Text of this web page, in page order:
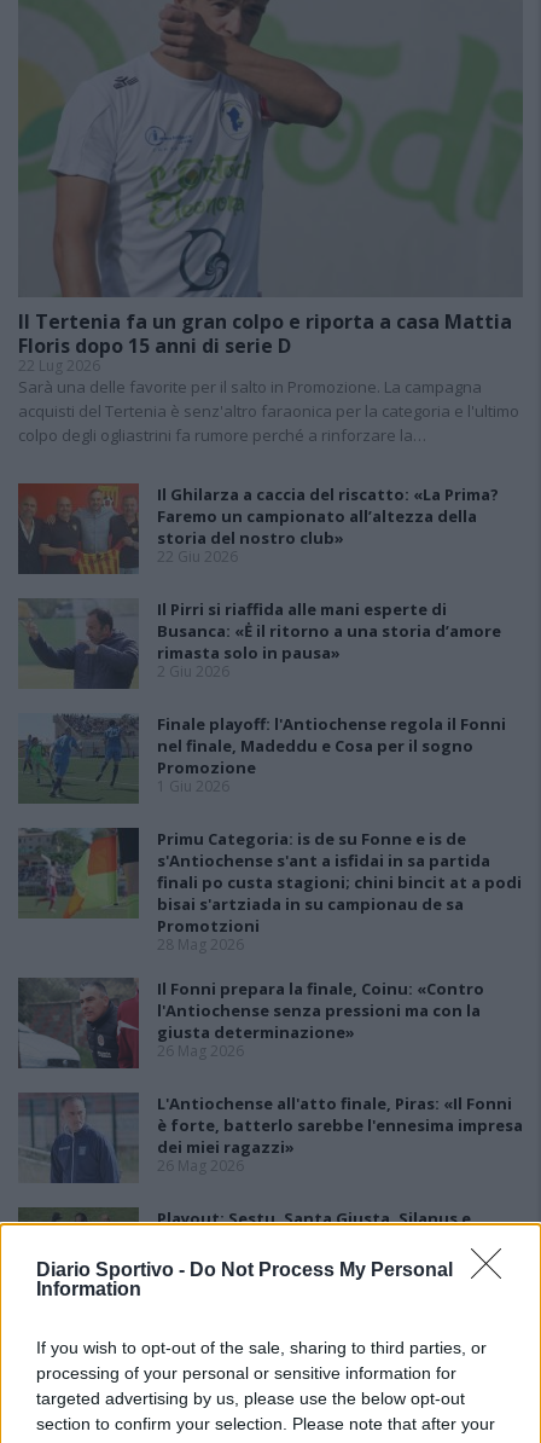
Diario Sportivo - Do Not Process My Personal
Information
If you wish to opt-out of the sale, sharing to third parties, or
processing of your personal or sensitive information for
targeted advertising by us, please use the below opt-out
section to confirm your selection. Please note that after your
Il Tertenia fa un gran colpo e riporta a casa Mattia
Floris dopo 15 anni di serie D
22 Lug 2026
Sarà una delle favorite per il salto in Promozione. La campagna
acquisti del Tertenia è senz'altro faraonica per la categoria e l'ultimo
colpo degli ogliastrini fa rumore perché a rinforzare la…
Il Ghilarza a caccia del riscatto: «La Prima?
Faremo un campionato all’altezza della
storia del nostro club»
22 Giu 2026
Il Pirri si riaffida alle mani esperte di
Busanca: «Ė il ritorno a una storia d’amore
rimasta solo in pausa»
2 Giu 2026
Finale playoff: l'Antiochense regola il Fonni
nel finale, Madeddu e Cosa per il sogno
Promozione
1 Giu 2026
Primu Categoria: is de su Fonne e is de
s'Antiochense s'ant a isfidai in sa partida
finali po custa stagioni; chini bincit at a podi
bisai s'artziada in su campionau de sa
Promotzioni
28 Mag 2026
Il Fonni prepara la finale, Coinu: «Contro
l'Antiochense senza pressioni ma con la
giusta determinazione»
26 Mag 2026
L'Antiochense all'atto finale, Piras: «Il Fonni
è forte, batterlo sarebbe l'ennesima impresa
dei miei ragazzi»
26 Mag 2026
Playout: Sestu, Santa Giusta, Silanus e
e Sennori in Seconda
25 Mag 2026
Fonni, la finalissima è loro
25 Mag 2026